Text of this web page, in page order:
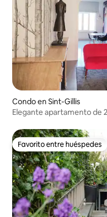
Condo en Sint-Gillis
Elegante apartamento de
Favorito entre huéspedes
Favorito entre huéspedes